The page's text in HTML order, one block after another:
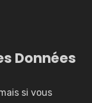
Données
si vous